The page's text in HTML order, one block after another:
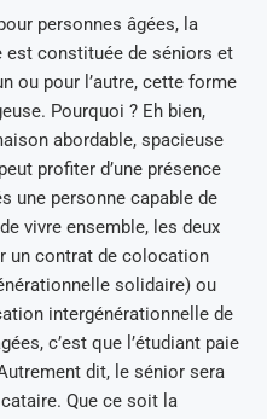
personnes âgées, la
constituée de séniors et
ou pour l’autre, cette forme
Pourquoi ? Eh bien,
abordable, spacieuse
profiter d’une présence
une personne capable de
vivre ensemble, les deux
un contrat de colocation
solidaire) ou
intergénérationnelle de
c’est que l’étudiant paie
dit, le sénior sera
Que ce soit la